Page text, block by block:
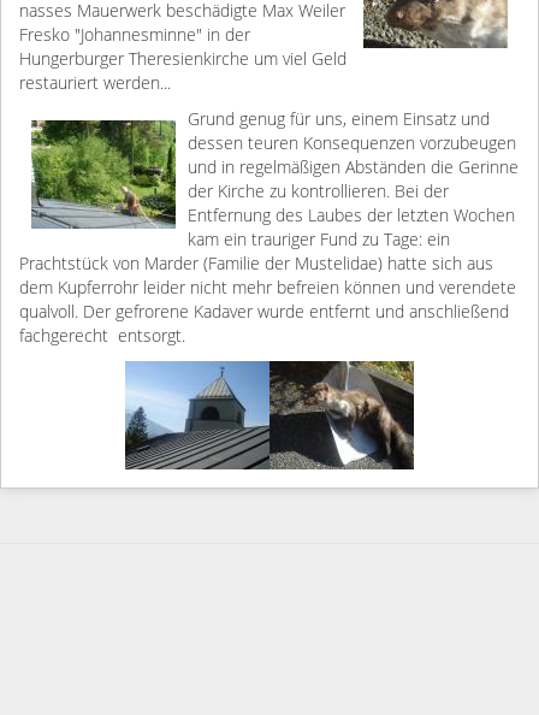
nasses Mauerwerk beschädigte Max Weiler
Fresko "Johannesminne" in der
Hungerburger Theresienkirche um viel Geld
restauriert werden...
Grund genug für uns, einem Einsatz und
dessen teuren Konsequenzen vorzubeugen
und in regelmäßigen Abständen die Gerinne
der Kirche zu kontrollieren. Bei der
Entfernung des Laubes der letzten Wochen
kam ein trauriger Fund zu Tage: ein
Prachtstück von Marder (Familie der Mustelidae) hatte sich aus
dem Kupferrohr leider nicht mehr befreien können und verendete
qualvoll. Der gefrorene Kadaver wurde entfernt und anschließend
fachgerecht entsorgt.